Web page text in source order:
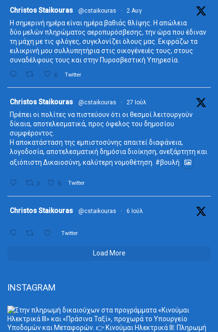
Christos Staikouras @cstaikouras · 2 Αυγ
Η σημερινή ημέρα είναι ημέρα βαθιάς θλίψης. Η απώλεια
δύο μελών πληρώματος αεροπυρόσβεσης, την ώρα που έδιναν
τη μάχη με τις φλόγες, συγκλονίζει όλους μας. Εκφράζω τα
ειλικρινή μου συλλυπητήρια στις οικογένειές τους, στους
συναδέλφους τους και στην Πυροσβεστική Υπηρεσία.
6 Twitter
Christos Staikouras @cstaikouras · 27 Ιούλ
Πρέπει οι πολίτες να πιστεύουν ότι οι θεσμοί λειτουργούν
δίκαια, αποτελεσματικά, προς όφελος του δημοσίου
συμφέροντος.
Η αποκατάσταση της εμπιστοσύνης απαιτεί διαφάνεια,
λογοδοσία, αποτελεσματική δημόσια διοίκηση, ανεξάρτητη και
αξιόπιστη Δικαιοσύνη, καλύτερη νομοθέτηση. #βουλή
3 9 Twitter
Christos Staikouras @cstaikouras · 6 Ιούλ
Twitter
Load More
INSTAGRAM